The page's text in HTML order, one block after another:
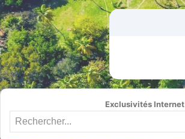
Exclusivités Internet